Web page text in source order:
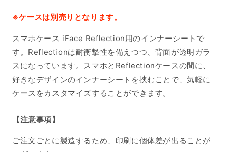
※ケースは別売りとなります。
スマホケース iFace Reflection用のインナーシートで
す。Reflectionは耐衝撃性を備えつつ、背面が透明ガラ
スになっています。スマホとReflectionケースの間に、
好きなデザインのインナーシートを挟むことで、気軽に
ケースをカスタマイズすることができます。
【注意事項】
ご注文ごとに製造するため、印刷に個体差が出ることが